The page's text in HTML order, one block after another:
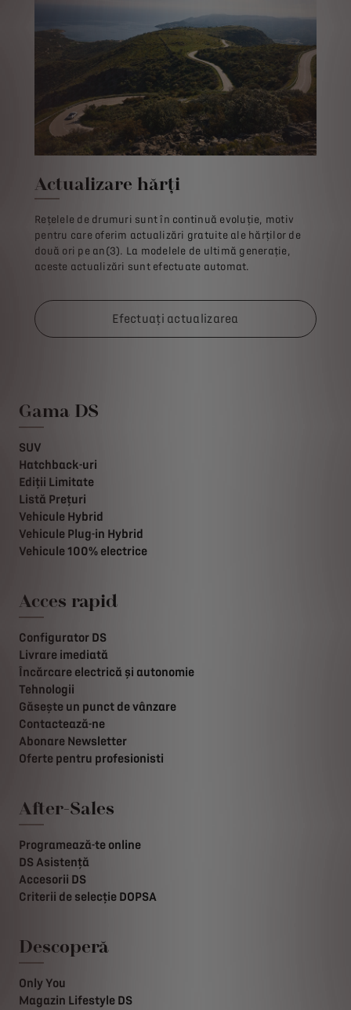
Actualizare hărți
Rețelele de drumuri sunt în continuă evoluție, motiv
pentru care oferim actualizări gratuite ale hărților de
două ori pe an(3). La modelele de ultimă generație,
aceste actualizări sunt efectuate automat.
Efectuați actualizarea
Gama DS
SUV
Hatchback-uri
Ediții Limitate
Listă Prețuri
Vehicule Hybrid
Vehicule Plug-in Hybrid
Vehicule 100% electrice
Acces rapid
Configurator DS
Livrare imediată
Încărcare electrică și autonomie
Tehnologii
Găsește un punct de vânzare
Contactează-ne
Abonare Newsletter
Oferte pentru profesionisti
After-Sales
Programează-te online
DS Asistență
Accesorii DS
Criterii de selecție DOPSA
Descoperă
Only You
Magazin Lifestyle DS